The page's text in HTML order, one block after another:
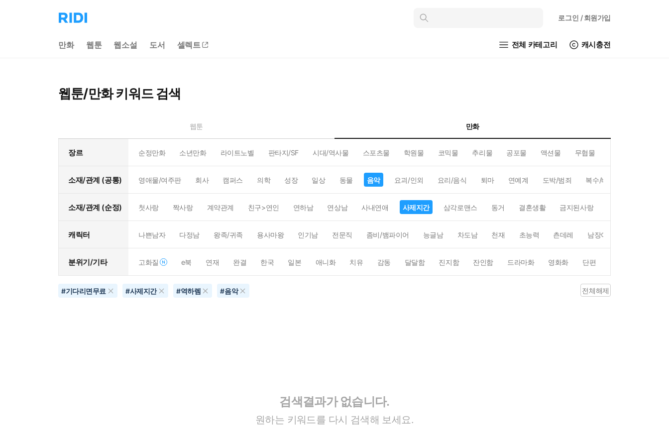
리
디
으
인
로그인 / 회원가입
만화 웹툰 웹소설 도서 셀렉트 전체 카테고리 캐시충전
웹툰/만화 키워드 검색
웹툰 만화
장르 순정만화 소년만화 라이트노벨 판타지/SF 시대/역사물 스포츠물 학원물 코믹물 추리물 공포물 액션물 무협물
소재/관계 (공통) 영애물/여주판 회사 캠퍼스 의학 성장 일상 동물 음악 요괴/인외 요리/음식 퇴마 연예계 도박/범죄 복수/배신
소재/관계 (순정) 첫사랑 짝사랑 계약관계 친구>연인 연하남 연상남 사내연애 사제지간 삼각로맨스 동거 결혼생활 금지된사랑
캐릭터 나쁜남자 다정남 왕족/귀족 용사마왕 인기남 전문직 좀비/뱀파이어 능글남 차도남 천재 초능력 츤데레 남장여자
분위기/기타 고화질 e북 연재 완결 한국 일본 애니화 치유 감동 달달함 진지함 잔인함 드라마화 영화화 단편
#기다리면무료 #사제지간 #역하렘 #음악 전체해제
검색결과가 없습니다.
원하는 키워드를 다시 검색해 보세요.